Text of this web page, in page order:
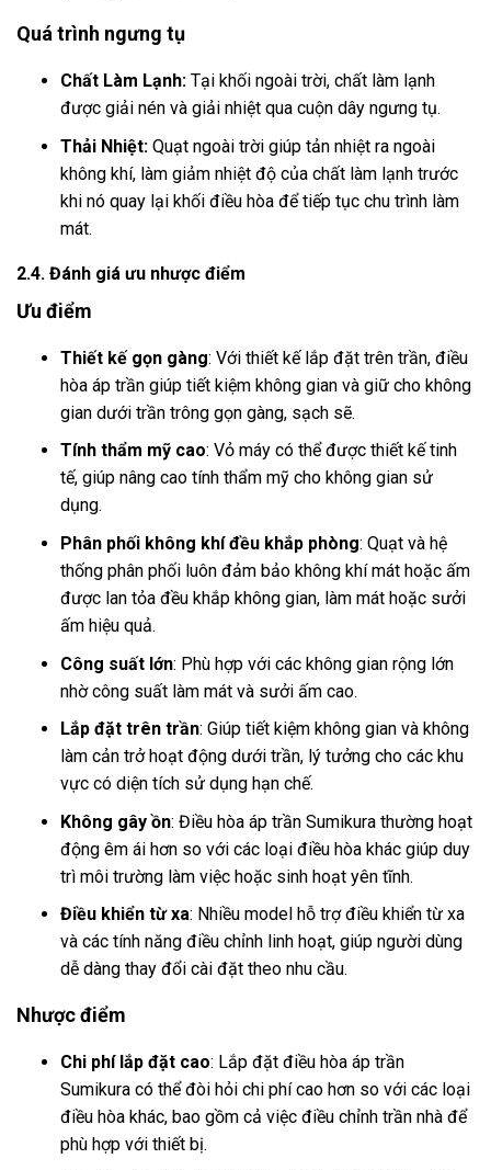
Quá trình ngưng tụ
Chất Làm Lạnh: Tại khối ngoài trời, chất làm lạnh
được giải nén và giải nhiệt qua cuộn dây ngưng tụ.
Thải Nhiệt: Quạt ngoài trời giúp tản nhiệt ra ngoài
không khí, làm giảm nhiệt độ của chất làm lạnh trước
khi nó quay lại khối điều hòa để tiếp tục chu trình làm
mát.
2.4. Đánh giá ưu nhược điểm
Ưu điểm
Thiết kế gọn gàng: Với thiết kế lắp đặt trên trần, điều
hòa áp trần giúp tiết kiệm không gian và giữ cho không
gian dưới trần trông gọn gàng, sạch sẽ.
Tính thẩm mỹ cao: Vỏ máy có thể được thiết kế tinh
tế, giúp nâng cao tính thẩm mỹ cho không gian sử
dụng.
Phân phối không khí đều khắp phòng: Quạt và hệ
thống phân phối luôn đảm bảo không khí mát hoặc ấm
được lan tỏa đều khắp không gian, làm mát hoặc sưởi
ấm hiệu quả.
Công suất lớn: Phù hợp với các không gian rộng lớn
nhờ công suất làm mát và sưởi ấm cao.
Lắp đặt trên trần: Giúp tiết kiệm không gian và không
làm cản trở hoạt động dưới trần, lý tưởng cho các khu
vực có diện tích sử dụng hạn chế.
Không gây ồn: Điều hòa áp trần Sumikura thường hoạt
động êm ái hơn so với các loại điều hòa khác giúp duy
trì môi trường làm việc hoặc sinh hoạt yên tĩnh.
Điều khiển từ xa: Nhiều model hỗ trợ điều khiển từ xa
và các tính năng điều chỉnh linh hoạt, giúp người dùng
dễ dàng thay đổi cài đặt theo nhu cầu.
Nhược điểm
Chi phí lắp đặt cao: Lắp đặt điều hòa áp trần
Sumikura có thể đòi hỏi chi phí cao hơn so với các loại
điều hòa khác, bao gồm cả việc điều chỉnh trần nhà để
phù hợp với thiết bị.